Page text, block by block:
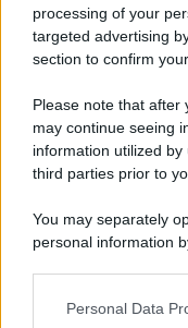
processing of your
targeted advertising
section to confirm
Please note that after
may continue seeing
information utilized
third parties prior to
You may separately
personal information
This information may
Personal Data